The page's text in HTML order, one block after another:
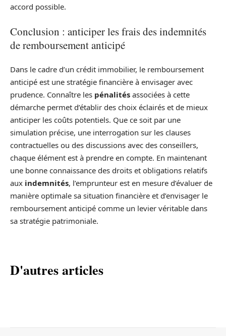
accord possible.
Conclusion : anticiper les frais des indemnités
de remboursement anticipé
Dans le cadre d’un crédit immobilier, le remboursement
anticipé est une stratégie financière à envisager avec
prudence. Connaître les pénalités associées à cette
démarche permet d’établir des choix éclairés et de mieux
anticiper les coûts potentiels. Que ce soit par une
simulation précise, une interrogation sur les clauses
contractuelles ou des discussions avec des conseillers,
chaque élément est à prendre en compte. En maintenant
une bonne connaissance des droits et obligations relatifs
aux indemnités, l’emprunteur est en mesure d’évaluer de
manière optimale sa situation financière et d’envisager le
remboursement anticipé comme un levier véritable dans
sa stratégie patrimoniale.
D'autres articles